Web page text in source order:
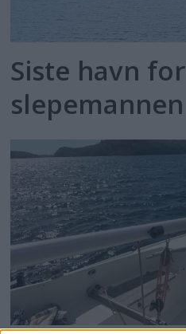
Siste havn for
slepemannen